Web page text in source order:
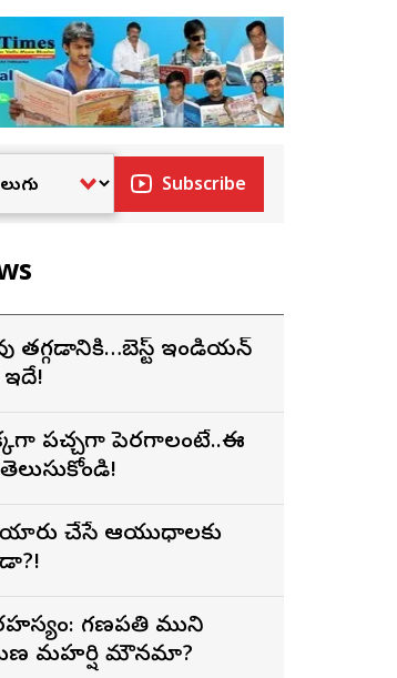
Subscribe
తగ్గడానికి…బెస్ట్ ఇండియన్
ఇదే!
పచ్చగా పెరగాలంటే..ఈ
చేసే ఆయుధాలకు
గణపతి ముని
మహర్షి మౌనమా?